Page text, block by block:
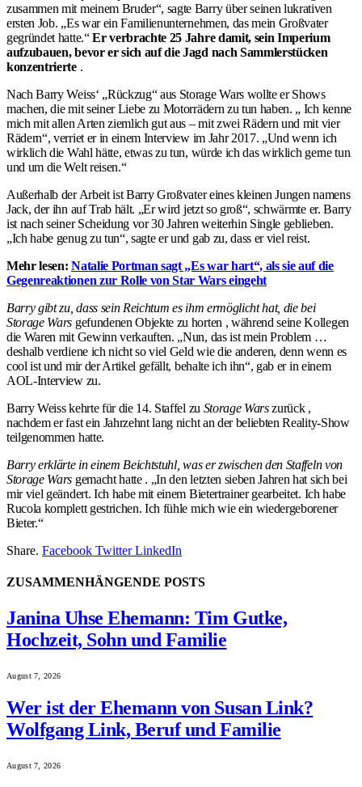
zusammen mit meinem Bruder“, sagte Barry über seinen lukrativen
ersten Job. „Es war ein Familienunternehmen, das mein Großvater
gegründet hatte.“Er verbrachte 25 Jahre damit, sein Imperium
aufzubauen, bevor er sich auf die Jagd nach Sammlerstücken
konzentrierte.
Nach Barry Weiss‘ „Rückzug“ aus Storage Wars wollte er Shows
machen, die mit seiner Liebe zu Motorrädern zu tun haben. „ Ich kenne
mich mit allen Arten ziemlich gut aus – mit zwei Rädern und mit vier
Rädern“, verriet er in einem Interview im Jahr 2017. „Und wenn ich
wirklich die Wahl hätte, etwas zu tun, würde ich das wirklich gerne tun
und um die Welt reisen.“
Außerhalb der Arbeit ist Barry Großvater eines kleinen Jungen namens
Jack, der ihn auf Trab hält. „Er wird jetzt so groß“, schwärmte er. Barry
ist nach seiner Scheidung vor 30 Jahren weiterhin Single geblieben.
„Ich habe genug zu tun“, sagte er und gab zu, dass er viel reist.
Mehr lesen:Natalie Portman sagt „Es war hart“, als sie auf die
Gegenreaktionen zur Rolle von Star Wars eingeht
Barry gibt zu, dass sein Reichtum es ihm ermöglicht hat, die bei
Storage Wars gefundenen Objekte zu horten , während seine Kollegen
die Waren mit Gewinn verkauften. „Nun, das ist mein Problem …
deshalb verdiene ich nicht so viel Geld wie die anderen, denn wenn es
cool ist und mir der Artikel gefällt, behalte ich ihn“, gab er in einem
AOL-Interview zu.
Barry Weiss kehrte für die 14. Staffel zu Storage Warszurück ,
nachdem er fast ein Jahrzehnt lang nicht an der beliebten Reality-Show
teilgenommen hatte.
Barry erklärte in einem Beichtstuhl, was er zwischen den Staffeln von
Storage Wars gemacht hatte . „In den letzten sieben Jahren hat sich bei
mir viel geändert. Ich habe mit einem Bietertrainer gearbeitet. Ich habe
Rucola komplett gestrichen. Ich fühle mich wie ein wiedergeborener
Bieter.“
Share. Facebook Twitter LinkedIn
ZUSAMMENHÄNGENDE POSTS
Janina Uhse Ehemann: Tim Gutke,
Hochzeit, Sohn und Familie
August 7, 2026
Wer ist der Ehemann von Susan Link?
Wolfgang Link, Beruf und Familie
August 7, 2026